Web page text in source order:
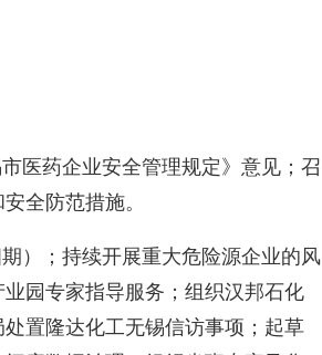
医药企业安全管理规定》意见；召
全防范措施。
）；持续开展重大危险源企业的风
园专家指导服务；组织汉邦石化
置隆达化工无锡信访事项；起草